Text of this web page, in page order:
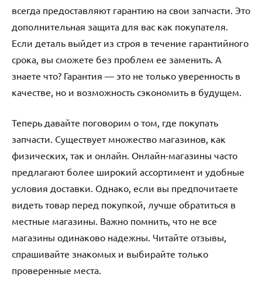
всегда предоставляют гарантию на свои запчасти. Это
дополнительная защита для вас как покупателя.
Если деталь выйдет из строя в течение гарантийного
срока, вы сможете без проблем ее заменить. А
знаете что? Гарантия — это не только уверенность в
качестве, но и возможность сэкономить в будущем.
Теперь давайте поговорим о том, где покупать
запчасти. Существует множество магазинов, как
физических, так и онлайн. Онлайн-магазины часто
предлагают более широкий ассортимент и удобные
условия доставки. Однако, если вы предпочитаете
видеть товар перед покупкой, лучше обратиться в
местные магазины. Важно помнить, что не все
магазины одинаково надежны. Читайте отзывы,
спрашивайте знакомых и выбирайте только
проверенные места.